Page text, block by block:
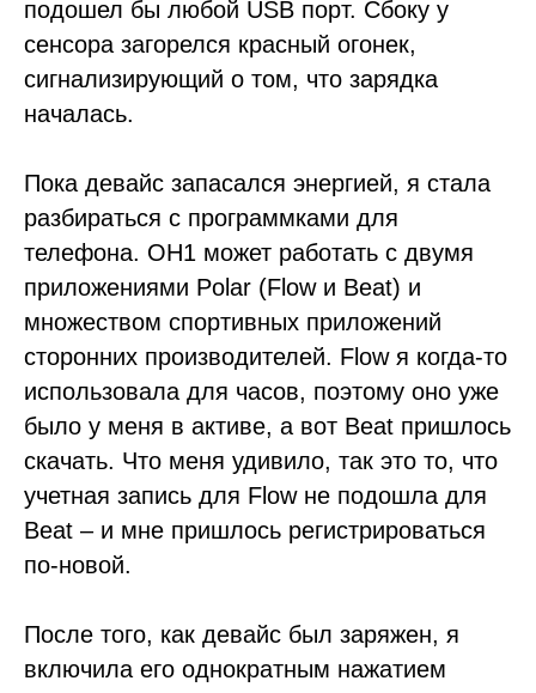
подошел бы любой USB порт. Сбоку у
сенсора загорелся красный огонек,
сигнализирующий о том, что зарядка
началась.
Пока девайс запасался энергией, я стала
разбираться с программками для
телефона. OH1 может работать с двумя
приложениями Polar (Flow и Beat) и
множеством спортивных приложений
сторонних производителей. Flow я когда-то
использовала для часов, поэтому оно уже
было у меня в активе, а вот Beat пришлось
скачать. Что меня удивило, так это то, что
учетная запись для Flow не подошла для
Beat – и мне пришлось регистрироваться
по-новой.
После того, как девайс был заряжен, я
включила его однократным нажатием